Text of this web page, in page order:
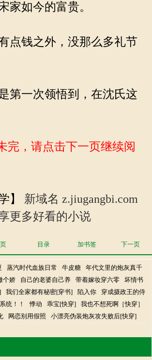
家如今的富贵。
点钱之外，没那么多礼节
第一次领悟到，在沈氏这
完，请点击下一页继续阅
】
新域名 z.jiugangbi.com
更多好看的小说
目录 加书签 下一页
蒸汽时代血族日常 牛皮糖
年代文里的炮灰真千
个娇 自己的老婆自己养 带着嫁妆穿六零
坏情书
我们全家都有秘密[穿书] 陷入你
穿成摄政王的侍
统！！ 悸动 乖宝[快穿]
我也不想死啊［快穿］
网恋别用假照 小漂亮伪装炮灰攻失败后[快穿]